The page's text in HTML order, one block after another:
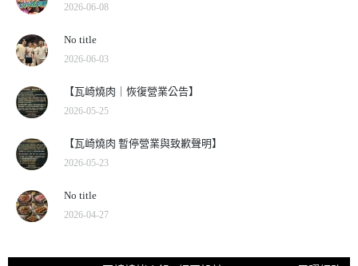
2026-06-08
No title
2026-06-03
【瓦崎燒肉｜恢復營業公告】
2026-05-25
【瓦崎燒肉 暫停營業與致歉聲明】
2026-05-23
No title
2026-04-27